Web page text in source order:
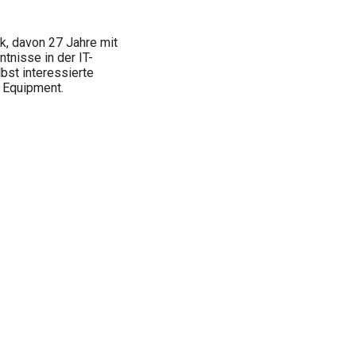
davon 27 Jahre mit
in der IT-
interessierte